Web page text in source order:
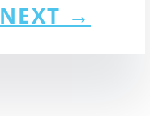
NEXT →